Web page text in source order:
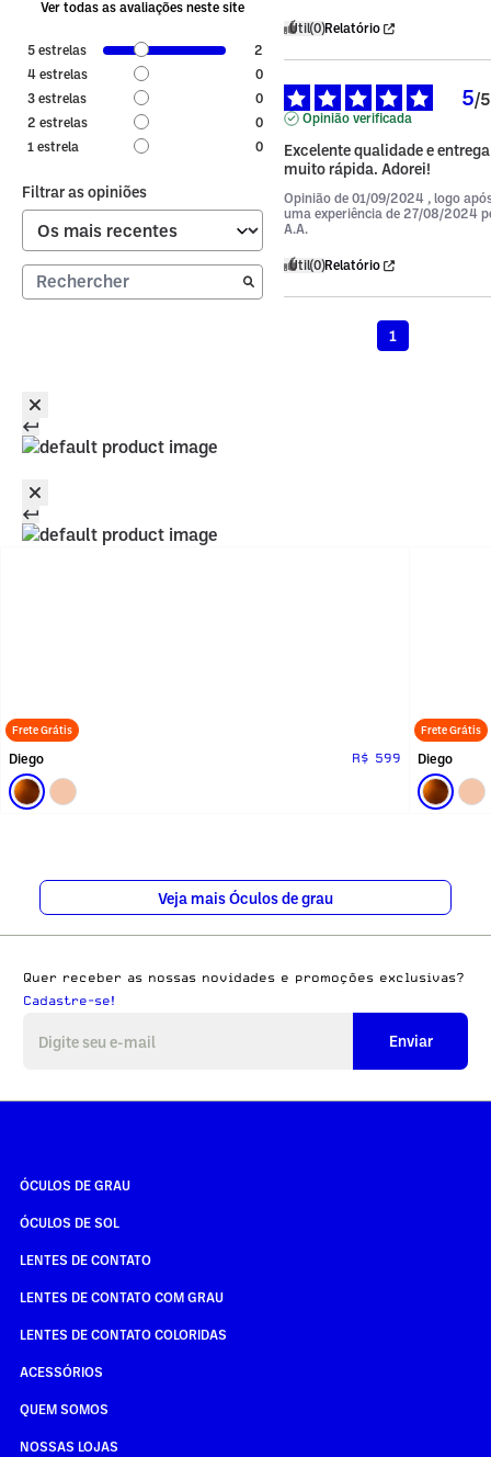
Ver todas as avaliações neste site
5 estrelas
2
4 estrelas
0
3 estrelas
0
2 estrelas
0
1 estrela 0
Filtrar as opiniões
Útil(0)Relatório
5/5
Opinião verificada
Excelente qualidade e entrega
muito rápida. Adorei!
Opinião de 01/09/2024 , logo
uma experiência de 27/08/2024
A.A.
Útil(0)Relatório
1
Frete Grátis
Diego R$ 599
Frete Grátis
Diego
Veja mais Óculos de grau
Quer receber as nossas novidades e promoções exclusivas?
Cadastre-se!
Enviar
ÓCULOS DE GRAU
ÓCULOS DE SOL
LENTES DE CONTATO
LENTES DE CONTATO COM GRAU
LENTES DE CONTATO COLORIDAS
ACESSÓRIOS
QUEM SOMOS
NOSSAS LOJAS